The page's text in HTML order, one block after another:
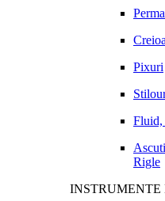
Pixuri
Fluid,
Rigle
INSTRUMENTE